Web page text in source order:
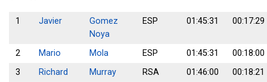
1 Javier
Gomez
Noya
ESP 01:45:31 00:17:29
2 Mario Mola ESP 01:45:31
00:18:00
3
Richard Murray RSA 01:46:00
00:18:21